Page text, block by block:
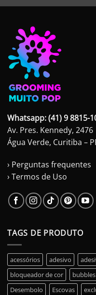
Whatsapp: (41) 9 8815-
Av. Pres. Kennedy, 2476
Água Verde, Curitiba –
› Perguntas frequentes
› Termos de Uso
TAGS DE PRODUTO
acessórios adesivo
bloqueador de cor
bubbles
Desembolo
Escovas